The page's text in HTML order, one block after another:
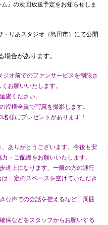
』の次回放送予定をお知らせしま
りあスタジオ（島田市）にて公開
合があります。
オ前でのファンサービスを制限さ
お願いいたします。
慮ください。
皆様全員で写真を撮影します。
様にプレゼントがあります！
ありがとうございます。今後も安
・ご配慮をお願いいたします。
道上になります。一般の方の通行
一定のスペースを空けていただき
な声での会話を控えるなど、周囲
保などをスタッフからお願いする